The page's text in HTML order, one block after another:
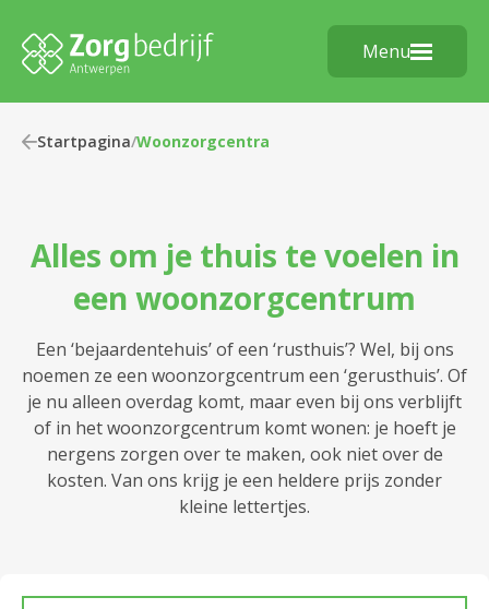
Menu
Startpagina/Woonzorgcentra
Alles om je thuis te voelen in
een woonzorgcentrum
Een ‘bejaardentehuis’ of een ‘rusthuis’? Wel, bij ons
noemen ze een woonzorgcentrum een ‘gerusthuis’. Of
je nu alleen overdag komt, maar even bij ons verblijft
of in het woonzorgcentrum komt wonen: je hoeft je
nergens zorgen over te maken, ook niet over de
kosten. Van ons krijg je een heldere prijs zonder
kleine lettertjes.